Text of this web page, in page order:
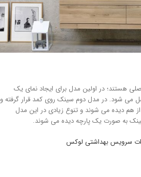
ها دارای 3 مدل اصلی هستند؛ در اولین مدل برای ایجاد نمای یک
شود. در مدل دوم سینک روی کمد قرار گرفته و
دیده می شوند و تنوع زیادی در این مدل
به صورت یک پارچه دیده می شوند.
سرویس بهداشتی لوکس